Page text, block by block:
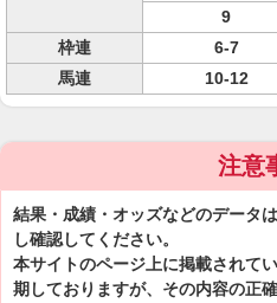
9
枠連
6-7
馬連
10-12
注意
結果・成績・オッズなどのデータ
し確認してください。
本サイトのページ上に掲載されて
期しておりますが、その内容の正